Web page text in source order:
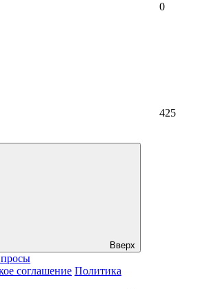
0
425
Вверх
соглашение Политика